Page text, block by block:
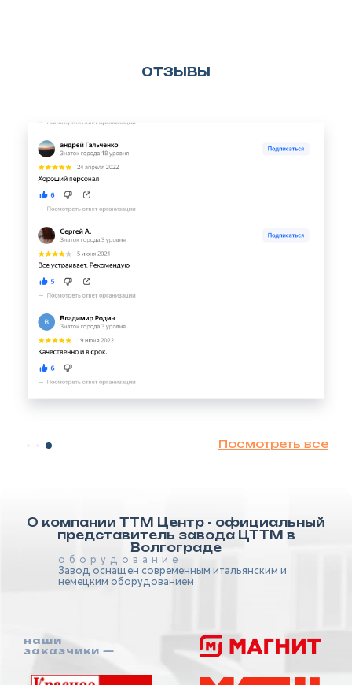
ОТЗЫВЫ
Посмотреть все
О компании ТТМ Центр - официальный
представитель завода ЦТТМ в
Волгограде
оборудование
Завод оснащен современным итальянским и
немецким оборудованием
наши
заказчики —